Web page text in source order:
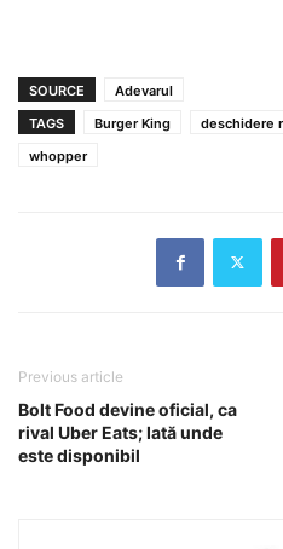
SOURCE
Adevarul
TAGS
Burger King deschidere
whopper
Previous article
Bolt Food devine oficial, ca
rival Uber Eats; Iată unde
este disponibil